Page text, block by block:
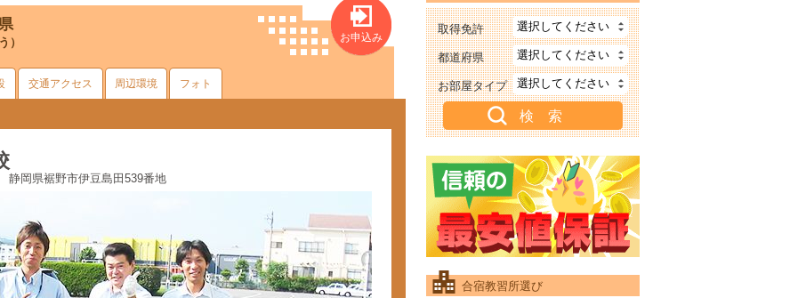
） お申込み
交通アクセス 周辺環境 フォト
岡県裾野市伊豆島田539番地
取得免許
都道府県
お部屋タイプ
合宿教習所選び